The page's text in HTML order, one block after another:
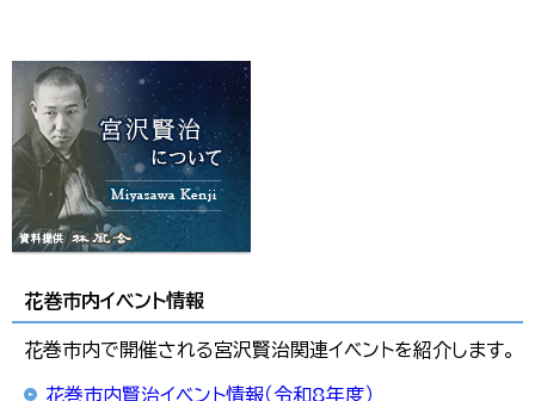
花巻市内イベント情報
花巻市内で開催される宮沢賢治関連イベントを紹介します。
花巻市内賢治イベント情報（令和8年度）